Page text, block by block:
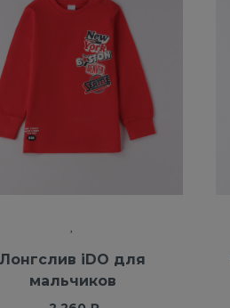
Лонгслив iDO для
мальчиков